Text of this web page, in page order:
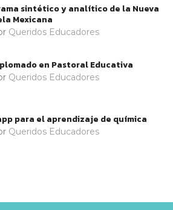
sintético y analítico de la Nueva
Mexicana
Queridos Educadores
en Pastoral Educativa
Queridos Educadores
para el aprendizaje de química
Queridos Educadores